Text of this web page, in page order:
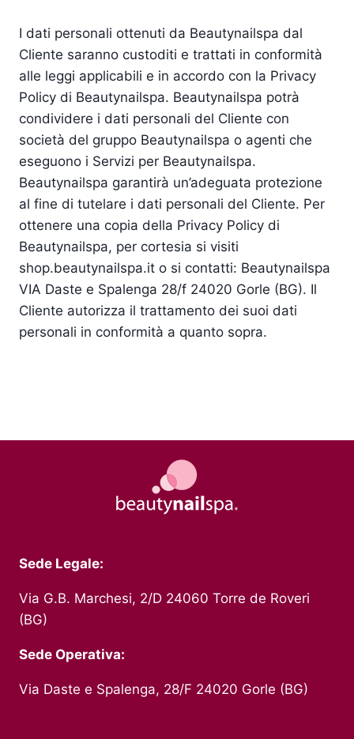
I dati personali ottenuti da Beautynailspa dal
Cliente saranno custoditi e trattati in conformità
alle leggi applicabili e in accordo con la Privacy
Policy di Beautynailspa. Beautynailspa potrà
condividere i dati personali del Cliente con
società del gruppo Beautynailspa o agenti che
eseguono i Servizi per Beautynailspa.
Beautynailspa garantirà un’adeguata protezione
al fine di tutelare i dati personali del Cliente. Per
ottenere una copia della Privacy Policy di
Beautynailspa, per cortesia si visiti
shop.beautynailspa.it o si contatti: Beautynailspa
VIA Daste e Spalenga 28/f 24020 Gorle (BG). Il
Cliente autorizza il trattamento dei suoi dati
personali in conformità a quanto sopra.
Sede Legale:
Via G.B. Marchesi, 2/D 24060 Torre de Roveri
(BG)
Sede Operativa:
Via Daste e Spalenga, 28/F 24020 Gorle (BG)